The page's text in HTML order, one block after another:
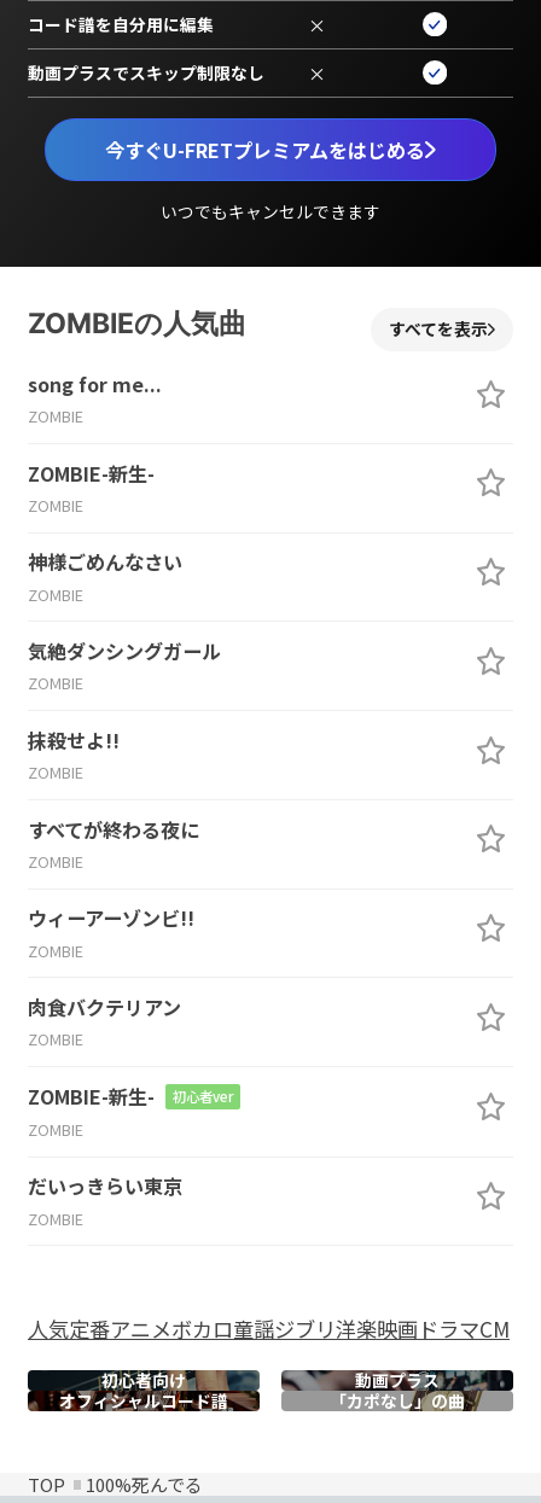
今すぐU-FRETプレミアムをはじめる
いつでもキャンセルできます
コード譜を自分用に編集 ×
動画プラスでスキップ制限なし ×
ZOMBIEの人気曲 すべてを表示
song for me...
ZOMBIE
ZOMBIE-新生-
ZOMBIE
神様ごめんなさい
ZOMBIE
気絶ダンシングガール
ZOMBIE
抹殺せよ!!
ZOMBIE
すべてが終わる夜に
ZOMBIE
ウィーアーゾンビ!!
ZOMBIE
肉食バクテリアン
ZOMBIE
ZOMBIE-新生- 初心者ver
ZOMBIE
だいっきらい東京
ZOMBIE
人気定番アニメボカロ童謡ジブリ洋楽映画ドラマCM
初心者向け
動画プラス
オフィシャルコード譜 「カポなし」の曲
TOP 100%死んでる